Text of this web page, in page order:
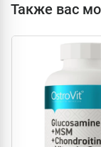
Также вас